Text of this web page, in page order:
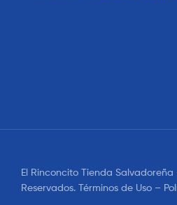
El Rinconcito Tienda
Reservados. Términos de Uso –